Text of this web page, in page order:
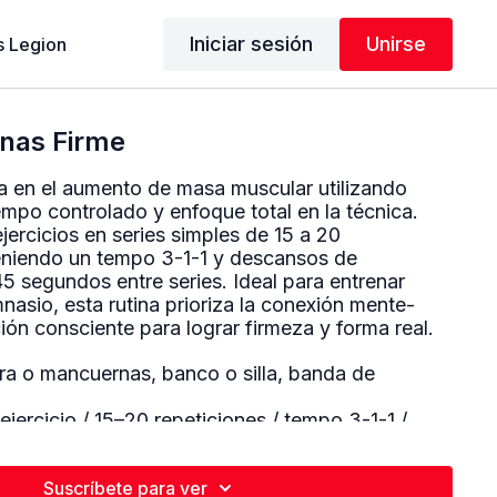
Legion Iniciar sesión Unirse
Firme
en el aumento de masa muscular utilizando
controlado y enfoque total en la técnica.
en series simples de 15 a 20
un tempo 3-1-1 y descansos de
segundos entre series. Ideal para entrenar
esta rutina prioriza la conexión mente-
consciente para lograr firmeza y forma real.
o mancuernas, banco o silla, banda de
/ 15–20 repeticiones / tempo 3-1-1 /
utilizadas:
Suscríbete para ver